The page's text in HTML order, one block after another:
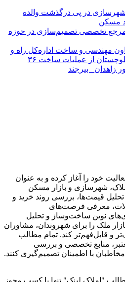
شهرسازی در پی درگذشت والده
مسکن
مرجع تخصصی تصمیم‌سازی در حوزه
مهندسی و ساخت اداره‌کل راه و
شهرسازی سیستان و بلوچستان از عملیات ساخت ۳۶
زاهدان_ بیرجند
لینک» از سال ۱۳۸۷ فعالیت خود را آغاز کرده و به عنوان
شهرسازی و بازار مسکن
قیمت‌ها، بررسی روند خرید و
معرفی فرصت‌های
نوین ساخت‌وساز و تحلیل
ملک را برای شهروندان، مشاوران
و قابل‌فهم‌تر کند. تمام مطالب
منابع تخصصی و بررسی
با اطمینان تصمیم‌گیری کنند.